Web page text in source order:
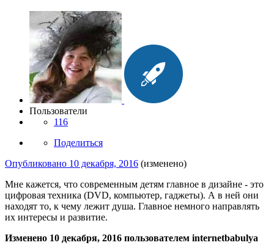
Пользователи
116
Поделиться
Опубликовано 10 декабря, 2016 (изменено)
Мне кажется, что современным детям главное в дизайне - это
цифровая техника (DVD, компьютер, гаджеты). А в ней они
находят то, к чему лежит душа. Главное немного направлять
их интересы и развитие.
Изменено 10 декабря, 2016 пользователем internetbabulya